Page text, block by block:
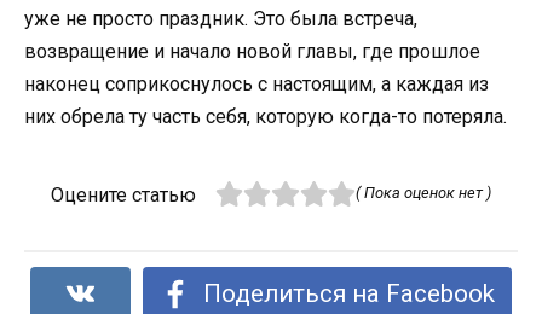
уже не просто праздник. Это была встреча,
возвращение и начало новой главы, где прошлое
наконец соприкоснулось с настоящим, а каждая из
них обрела ту часть себя, которую когда-то потеряла.
Оцените статью ( Пока оценок нет )
Поделиться на Facebook